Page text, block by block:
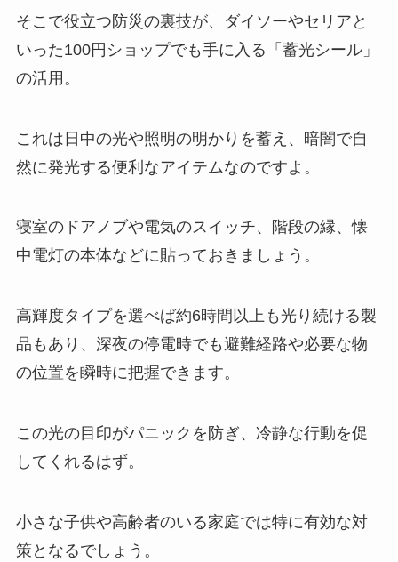
そこで役立つ防災の裏技が、ダイソーやセリアと
いった100円ショップでも手に入る「蓄光シール」
の活用。
これは日中の光や照明の明かりを蓄え、暗闇で自
然に発光する便利なアイテムなのですよ。
寝室のドアノブや電気のスイッチ、階段の縁、懐
中電灯の本体などに貼っておきましょう。
高輝度タイプを選べば約6時間以上も光り続ける製
品もあり、深夜の停電時でも避難経路や必要な物
の位置を瞬時に把握できます。
この光の目印がパニックを防ぎ、冷静な行動を促
してくれるはず。
小さな子供や高齢者のいる家庭では特に有効な対
策となるでしょう。